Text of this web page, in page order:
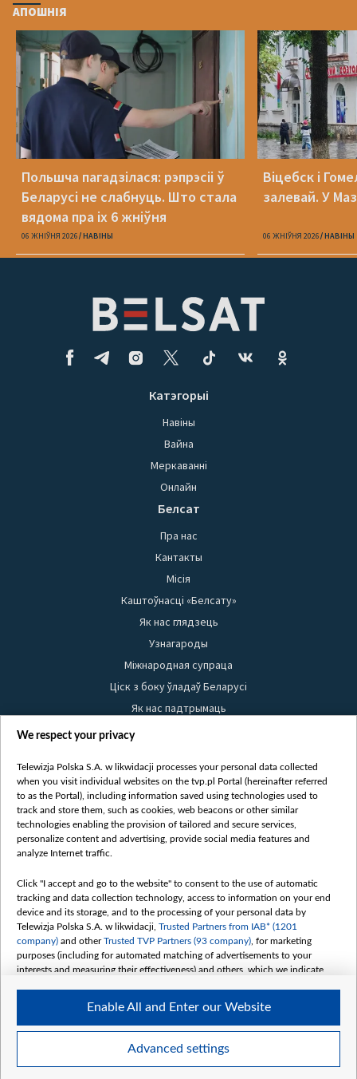
АПОШНІЯ
Польшча пагадзілася: рэпрэсіі ў
Беларусі не слабнуць. Што стала
вядома пра іх 6 жніўня
06 ЖНІЎНЯ 2026 НАВІНЫ
Віцебск і
залевай. У
06 ЖНІЎНЯ 2026 НАВІНЫ
Катэгорыі
Навіны
Вайна
Меркаванні
Онлайн
Белсат
Пра нас
Кантакты
Місія
Каштоўнасці «Белсату»
Як нас глядзець
Узнагароды
Міжнародная супраца
Ціск з боку ўладаў Беларусі
Як нас падтрымаць
Правілы выкарыстання матэрыялаў
Бяспека
Youtube
Белсат news
Белсат Shorts
Жэстачайшы мульт
Belsat English
Biełsat PL
Белсат Now
Белсат History
Белсат Music
Белсат Doc
My consents
We respect your privacy
Telewizja Polska S.A. w likwidacji processes your personal data collected
when you visit individual websites on the tvp.pl Portal (hereinafter referred
to as the Portal), including information saved using technologies used to
track and store them, such as cookies, web beacons or other similar
technologies enabling the provision of tailored and secure services,
personalize content and advertising, provide social media features and
analyze Internet traffic.
Click "I accept and go to the website" to consent to the use of automatic
tracking and data collection technology, access to information on your end
device and its storage, and to the processing of your personal data by
Telewizja Polska S.A. w likwidacji, Trusted Partners from IAB* (1201
company) and otherTrusted TVP Partners (93 company) , for marketing
purposes (including for automated matching of advertisements to your
interests and measuring their effectiveness) and others, which we indicate
The purposes of processing your data by TVP S.A. w likwidacji are as
follows:
Use limited data to select advertising
Create profiles for personalised advertising
Advanced settings
Enable All and Enter our Website